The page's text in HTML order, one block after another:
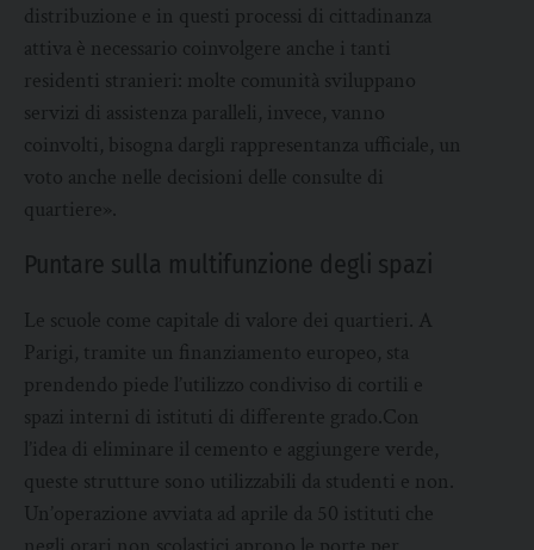
distribuzione e in questi processi di cittadinanza
attiva è necessario coinvolgere anche i tanti
residenti stranieri: molte comunità sviluppano
servizi di assistenza paralleli, invece, vanno
coinvolti, bisogna dargli rappresentanza ufficiale, un
voto anche nelle decisioni delle consulte di
quartiere».
Puntare sulla multifunzione degli spazi
Le scuole come capitale di valore dei quartieri. A
Parigi, tramite un finanziamento europeo, sta
prendendo piede l’utilizzo condiviso di cortili e
spazi interni di istituti di differente grado.Con
l’idea di eliminare il cemento e aggiungere verde,
queste strutture sono utilizzabili da studenti e non.
Un’operazione avviata ad aprile da 50 istituti che